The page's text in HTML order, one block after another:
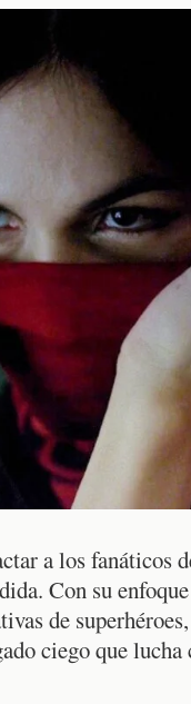
a los fanáticos
Con su
de
ciego que